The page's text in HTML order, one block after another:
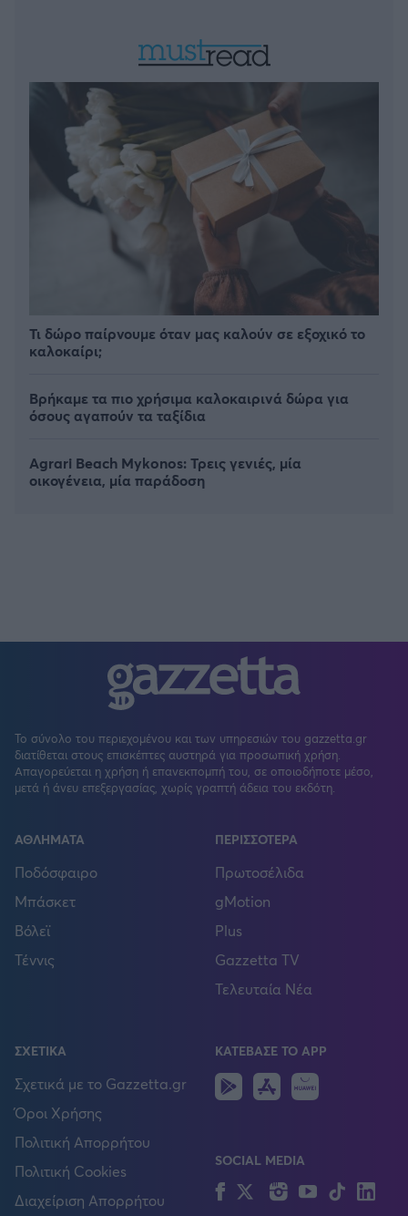
Τι δώρο παίρνουμε όταν μας καλούν σε εξοχικό το
καλοκαίρι;
Βρήκαμε τα πιο χρήσιμα καλοκαιρινά δώρα για
όσους αγαπούν τα ταξίδια
Agrari Beach Mykonos: Τρεις γενιές, μία
οικογένεια, μία παράδοση
Το σύνολο του περιεχομένου και των υπηρεσιών του gazzetta.gr
διατίθεται στους επισκέπτες αυστηρά για προσωπική χρήση.
Απαγορεύεται η χρήση ή επανεκπομπή του, σε οποιοδήποτε μέσο,
μετά ή άνευ επεξεργασίας, χωρίς γραπτή άδεια του εκδότη.
ΑΘΛΗΜΑΤΑ
Ποδόσφαιρο
Μπάσκετ
Βόλεϊ
Τέννις
ΠΕΡΙΣΣΟΤΕΡΑ
Πρωτοσέλιδα
gMotion
Plus
Gazzetta TV
Τελευταία Νέα
ΣΧΕΤΙΚΑ
Σχετικά με το Gazzetta.gr
Όροι Χρήσης
Πολιτική Απορρήτου
Πολιτική Cookies
Διαχείριση Απορρήτου
ΚΑΤΕΒΑΣΕ ΤΟ APP
Android
IOS
SOCIAL MEDIA
FacebookTwitterInstagram
YouTubeTikTok